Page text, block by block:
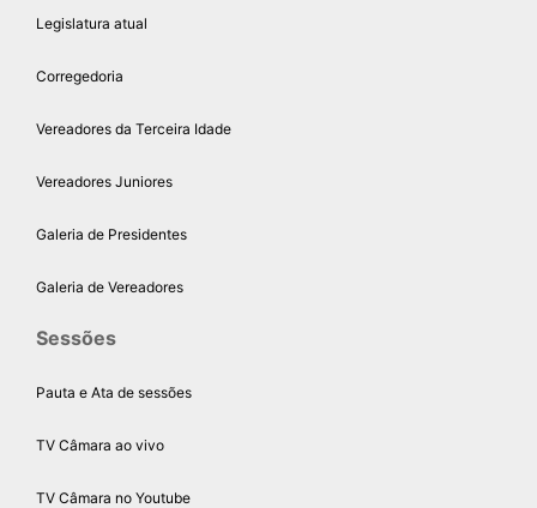
Legislatura atual
Corregedoria
Vereadores da Terceira Idade
Vereadores Juniores
Galeria de Presidentes
Galeria de Vereadores
Sessões
Pauta e Ata de sessões
TV Câmara ao vivo
TV Câmara no Youtube